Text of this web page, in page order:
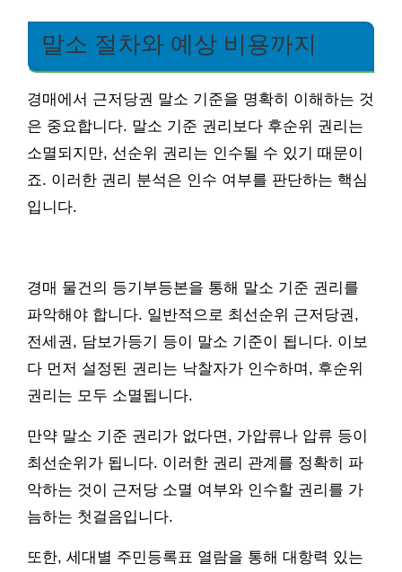
말소 절차와 예상 비용까지
경매에서 근저당권 말소 기준을 명확히 이해하는 것
은 중요합니다. 말소 기준 권리보다 후순위 권리는
소멸되지만, 선순위 권리는 인수될 수 있기 때문이
죠. 이러한 권리 분석은 인수 여부를 판단하는 핵심
입니다.
경매 물건의 등기부등본을 통해 말소 기준 권리를
파악해야 합니다. 일반적으로 최선순위 근저당권,
전세권, 담보가등기 등이 말소 기준이 됩니다. 이보
다 먼저 설정된 권리는 낙찰자가 인수하며, 후순위
권리는 모두 소멸됩니다.
만약 말소 기준 권리가 없다면, 가압류나 압류 등이
최선순위가 됩니다. 이러한 권리 관계를 정확히 파
악하는 것이 근저당 소멸 여부와 인수할 권리를 가
늠하는 첫걸음입니다.
또한, 세대별 주민등록표 열람을 통해 대항력 있는